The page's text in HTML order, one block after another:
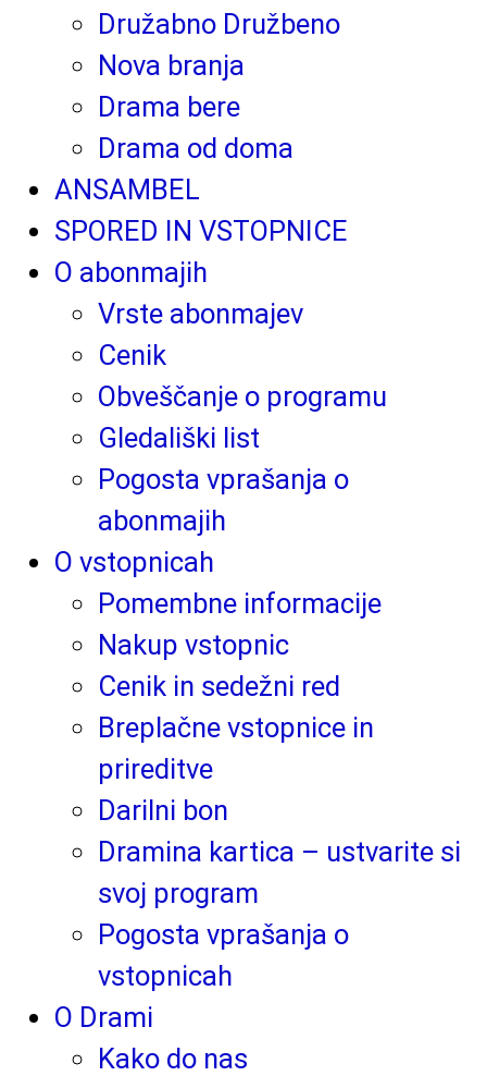
Družabno Družbeno
Nova branja
Drama bere
Drama od doma
ANSAMBEL
SPORED IN VSTOPNICE
O abonmajih
Vrste abonmajev
Cenik
Obveščanje o programu
Gledališki list
Pogosta vprašanja o
abonmajih
O vstopnicah
Pomembne informacije
Nakup vstopnic
Cenik in sedežni red
Breplačne vstopnice in
prireditve
Darilni bon
Dramina kartica – ustvarite si
svoj program
Pogosta vprašanja o
vstopnicah
O Drami
Kako do nas